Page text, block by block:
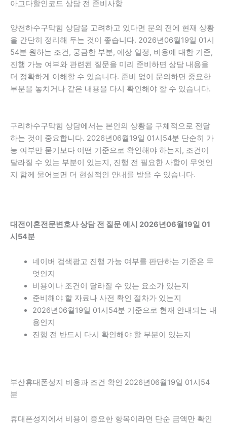
아고다할인코드 상담 전 준비사항
양천하수구막힘 상담을 고려하고 있다면 문의 전에 현재 상황
을 간단히 정리해 두는 것이 좋습니다. 2026년06월19일 01시
54분 원하는 조건, 궁금한 부분, 예상 일정, 비용에 대한 기준,
진행 가능 여부와 관련된 질문을 미리 준비하면 상담 내용을
더 정확하게 이해할 수 있습니다. 준비 없이 문의하면 중요한
부분을 놓치거나 같은 내용을 다시 확인해야 할 수 있습니다.
구리하수구막힘 상담에서는 본인의 상황을 구체적으로 전달
하는 것이 중요합니다. 2026년06월19일 01시54분 단순히 가
능 여부만 묻기보다 어떤 기준으로 확인해야 하는지, 조건이
달라질 수 있는 부분이 있는지, 진행 전 필요한 사항이 무엇인
지 함께 물어보면 더 현실적인 안내를 받을 수 있습니다.
대전이혼전문변호사 상담 전 질문 예시 2026년06월19일 01
시54분
네이버 검색광고 진행 가능 여부를 판단하는 기준은 무
엇인지
비용이나 조건이 달라질 수 있는 요소가 있는지
준비해야 할 자료나 사전 확인 절차가 있는지
2026년06월19일 01시54분 기준으로 현재 안내되는 내
용인지
진행 전 반드시 다시 확인해야 할 부분이 있는지
부산휴대폰성지 비용과 조건 확인 2026년06월19일 01시54
분
휴대폰성지에서 비용이 중요한 항목이라면 단순 금액만 확인